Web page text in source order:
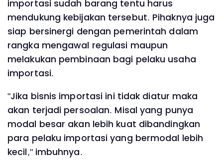
importasi sudah barang tentu harus
mendukung kebijakan tersebut. Pihaknya juga
siap bersinergi dengan pemerintah dalam
rangka mengawal regulasi maupun
melakukan pembinaan bagi pelaku usaha
importasi.
"Jika bisnis importasi ini tidak diatur maka
akan terjadi persoalan. Misal yang punya
modal besar akan lebih kuat dibandingkan
para pelaku importasi yang bermodal lebih
kecil," imbuhnya.